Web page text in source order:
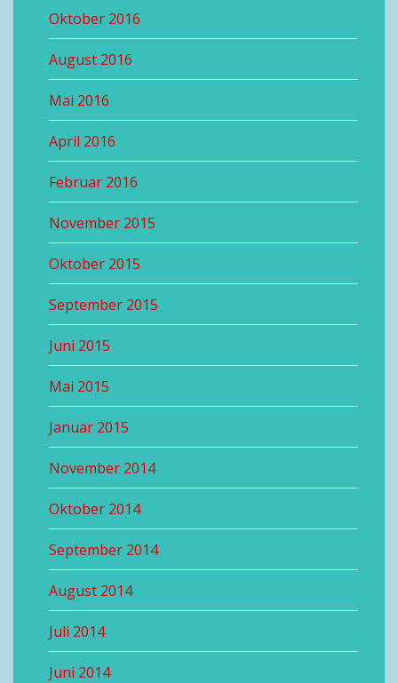
Oktober 2016
August 2016
Mai 2016
April 2016
Februar 2016
November 2015
Oktober 2015
September 2015
Juni 2015
Mai 2015
Januar 2015
November 2014
Oktober 2014
September 2014
August 2014
Juli 2014
Juni 2014